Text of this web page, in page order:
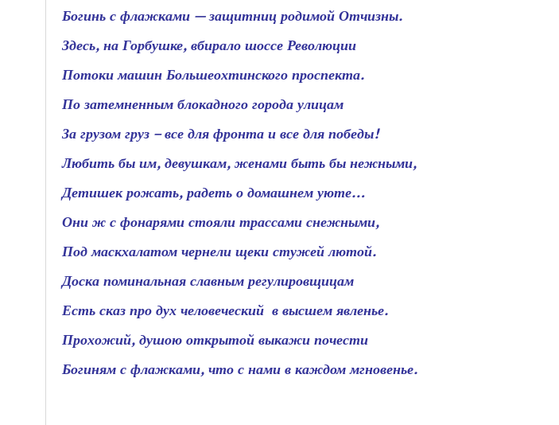
Богинь с флажками — защитниц родимой Отчизны.
Здесь, на Горбушке, вбирало шоссе Революции
Потоки машин Большеохтинского проспекта.
По затемненным блокадного города улицам
За грузом груз – все для фронта и все для победы!
Любить бы им, девушкам, женами быть бы нежными,
Детишек рожать, радеть о домашнем уюте…
Они ж с фонарями стояли трассами снежными,
Под маскхалатом чернели щеки стужей лютой.
Доска поминальная славным регулировщицам
Есть сказ про дух человеческий в высшем явленье.
Прохожий, душою открытой выкажи почести
Богиням с флажками, что с нами в каждом мгновенье.